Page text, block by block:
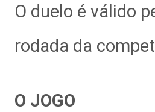
O duelo é válido
rodada da
O JOGO